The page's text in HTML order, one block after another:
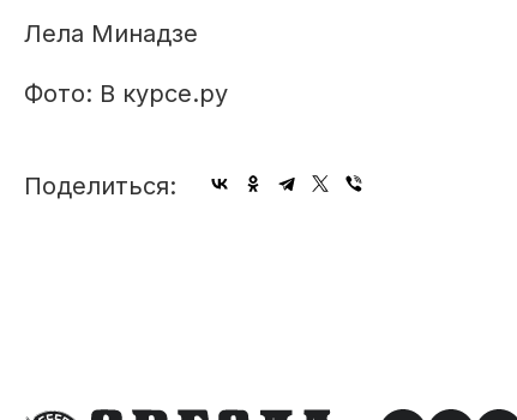
Лела Минадзе
Фото: В курсе.ру
Поделиться: